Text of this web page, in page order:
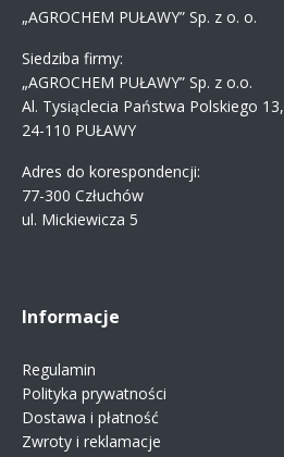
„AGROCHEM PUŁAWY” Sp. z o. o.
Siedziba firmy:
„AGROCHEM PUŁAWY” Sp. z o.o.
Al. Tysiąclecia Państwa Polskiego 13,
24-110 PUŁAWY
Adres do korespondencji:
77-300 Człuchów
ul. Mickiewicza 5
Informacje
Regulamin
Polityka prywatności
Dostawa i płatność
Zwroty i reklamacje